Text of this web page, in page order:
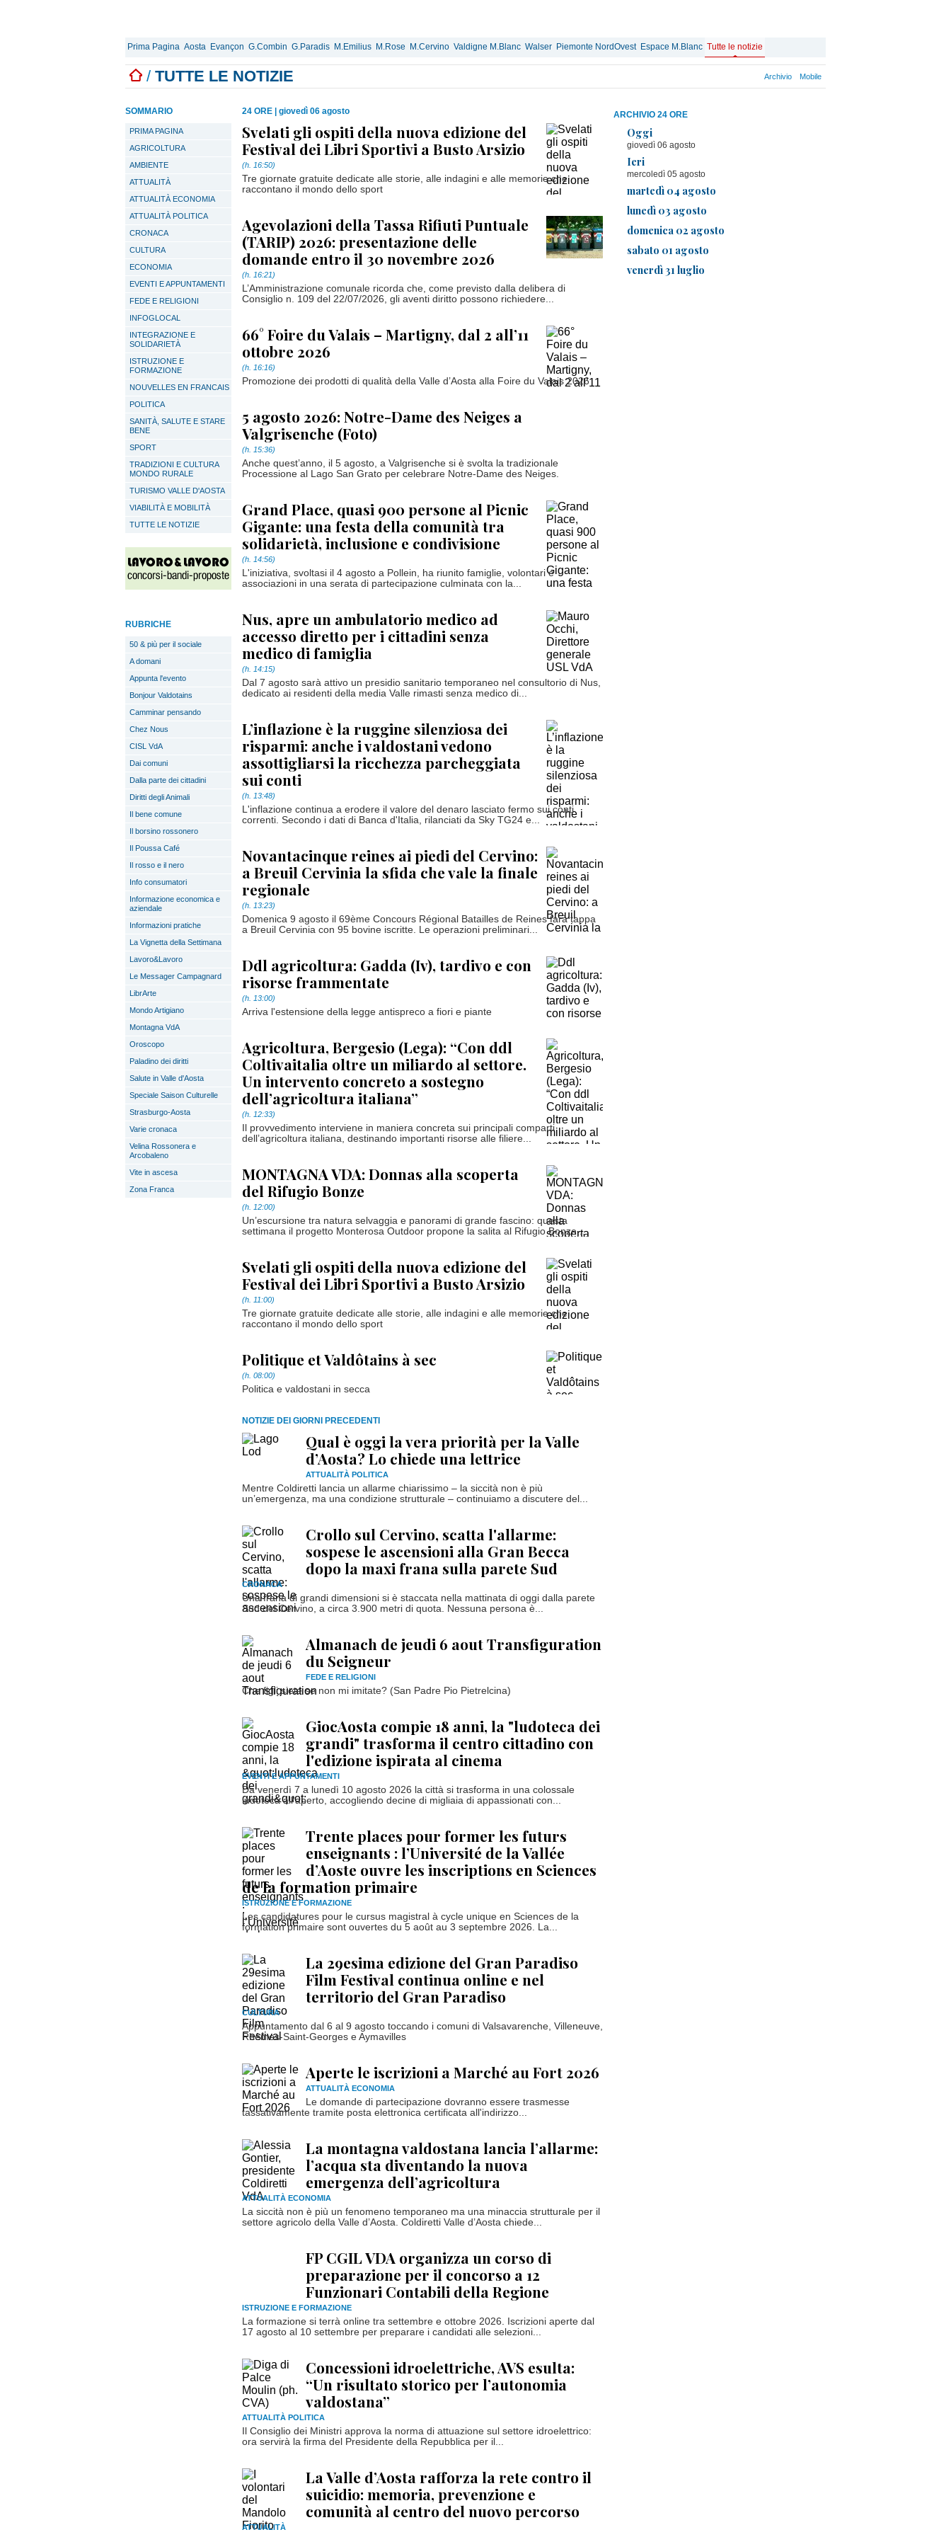
Prima Pagina Aosta Evançon G.Combin G.Paradis M.Emilius M.Rose M.Cervino Valdigne M.Blanc Walser Piemonte NordOvest Espace M.Blanc Tutte le notizie
/ TUTTE LE NOTIZIE Archivio Mobile
ARCHIVIO 24 ORE
Oggi
giovedì 06 agosto
Ieri
mercoledì 05 agosto
martedì 04 agosto
lunedì 03 agosto
domenica 02 agosto
sabato 01 agosto
venerdì 31 luglio
SOMMARIO
PRIMA PAGINA
AGRICOLTURA
AMBIENTE
ATTUALITÀ
ATTUALITÀ ECONOMIA
ATTUALITÀ POLITICA
CRONACA
CULTURA
ECONOMIA
EVENTI E APPUNTAMENTI
FEDE E RELIGIONI
INFOGLOCAL
INTEGRAZIONE E
SOLIDARIETÀ
ISTRUZIONE E
FORMAZIONE
NOUVELLES EN FRANCAIS
POLITICA
SANITÀ, SALUTE E STARE
BENE
SPORT
TRADIZIONI E CULTURA
MONDO RURALE
TURISMO VALLE D'AOSTA
VIABILITÀ E MOBILITÀ
TUTTE LE NOTIZIE
RUBRICHE
50 & più per il sociale
A domani
Appunta l'evento
Bonjour Valdotains
Camminar pensando
Chez Nous
CISL VdA
Dai comuni
Dalla parte dei cittadini
Diritti degli Animali
Il bene comune
Il borsino rossonero
Il Poussa Café
Il rosso e il nero
Info consumatori
Informazione economica e
aziendale
Informazioni pratiche
La Vignetta della Settimana
Lavoro&Lavoro
Le Messager Campagnard
LibrArte
Mondo Artigiano
Montagna VdA
Oroscopo
Paladino dei diritti
Salute in Valle d'Aosta
Speciale Saison Culturelle
Strasburgo-Aosta
Varie cronaca
Velina Rossonera e
Arcobaleno
Vite in ascesa
Zona Franca
24 ORE giovedì 06 agosto
Svelati gli ospiti della nuova edizione del
Festival dei Libri Sportivi a Busto Arsizio
(h. 16:50)
Tre giornate gratuite dedicate alle storie, alle indagini e alle memorie che
raccontano il mondo dello sport
Agevolazioni della Tassa Rifiuti Puntuale
(TARIP) 2026: presentazione delle
domande entro il 30 novembre 2026
(h. 16:21)
L’Amministrazione comunale ricorda che, come previsto dalla delibera di
Consiglio n. 109 del 22/07/2026, gli aventi diritto possono richiedere...
66° Foire du Valais – Martigny, dal 2 all’11
ottobre 2026
(h. 16:16)
Promozione dei prodotti di qualità della Valle d’Aosta alla Foire du Valais 2026
5 agosto 2026: Notre-Dame des Neiges a
Valgrisenche (Foto)
(h. 15:36)
Anche quest’anno, il 5 agosto, a Valgrisenche si è svolta la tradizionale
Processione al Lago San Grato per celebrare Notre-Dame des Neiges.
Grand Place, quasi 900 persone al Picnic
Gigante: una festa della comunità tra
solidarietà, inclusione e condivisione
(h. 14:56)
L'iniziativa, svoltasi il 4 agosto a Pollein, ha riunito famiglie, volontari e
associazioni in una serata di partecipazione culminata con la...
Nus, apre un ambulatorio medico ad
accesso diretto per i cittadini senza
medico di famiglia
(h. 14:15)
Dal 7 agosto sarà attivo un presidio sanitario temporaneo nel consultorio di Nus,
dedicato ai residenti della media Valle rimasti senza medico di...
L’inflazione è la ruggine silenziosa dei
risparmi: anche i valdostani vedono
assottigliarsi la ricchezza parcheggiata
sui conti
(h. 13:48)
L'inflazione continua a erodere il valore del denaro lasciato fermo sui conti
correnti. Secondo i dati di Banca d'Italia, rilanciati da Sky TG24 e...
Novantacinque reines ai piedi del Cervino:
a Breuil Cervinia la sfida che vale la finale
regionale
(h. 13:23)
Domenica 9 agosto il 69ème Concours Régional Batailles de Reines farà tappa
a Breuil Cervinia con 95 bovine iscritte. Le operazioni preliminari...
Ddl agricoltura: Gadda (Iv), tardivo e con
risorse frammentate
(h. 13:00)
Arriva l'estensione della legge antispreco a fiori e piante
Agricoltura, Bergesio (Lega): “Con ddl
Coltivaitalia oltre un miliardo al settore.
Un intervento concreto a sostegno
dell’agricoltura italiana”
(h. 12:33)
Il provvedimento interviene in maniera concreta sui principali comparti
dell’agricoltura italiana, destinando importanti risorse alle filiere...
MONTAGNA VDA: Donnas alla scoperta
del Rifugio Bonze
(h. 12:00)
Un’escursione tra natura selvaggia e panorami di grande fascino: questa
settimana il progetto Monterosa Outdoor propone la salita al Rifugio Bonze,...
Svelati gli ospiti della nuova edizione del
Festival dei Libri Sportivi a Busto Arsizio
(h. 11:00)
Tre giornate gratuite dedicate alle storie, alle indagini e alle memorie che
raccontano il mondo dello sport
Politique et Valdôtains à sec
(h. 08:00)
Politica e valdostani in secca
NOTIZIE DEI GIORNI PRECEDENTI
Qual è oggi la vera priorità per la Valle
d’Aosta? Lo chiede una lettrice
ATTUALITÀ POLITICA
Mentre Coldiretti lancia un allarme chiarissimo – la siccità non è più
un’emergenza, ma una condizione strutturale – continuiamo a discutere del...
Crollo sul Cervino, scatta l'allarme:
sospese le ascensioni alla Gran Becca
dopo la maxi frana sulla parete Sud
CRONACA
Una frana di grandi dimensioni si è staccata nella mattinata di oggi dalla parete
Sud del Cervino, a circa 3.900 metri di quota. Nessuna persona è...
Almanach de jeudi 6 aout Transfiguration
du Seigneur
FEDE E RELIGIONI
Che figli siete se non mi imitate? (San Padre Pio Pietrelcina)
GiocAosta compie 18 anni, la "ludoteca dei
grandi" trasforma il centro cittadino con
l'edizione ispirata al cinema
EVENTI E APPUNTAMENTI
Da venerdì 7 a lunedì 10 agosto 2026 la città si trasforma in una colossale
ludoteca all'aperto, accogliendo decine di migliaia di appassionati con...
Trente places pour former les futurs
enseignants : l’Université de la Vallée
d’Aoste ouvre les inscriptions en Sciences
de la formation primaire
ISTRUZIONE E FORMAZIONE
Les candidatures pour le cursus magistral à cycle unique en Sciences de la
formation primaire sont ouvertes du 5 août au 3 septembre 2026. La...
La 29esima edizione del Gran Paradiso
Film Festival continua online e nel
territorio del Gran Paradiso
CULTURA
Appuntamento dal 6 al 9 agosto toccando i comuni di Valsavarenche, Villeneuve,
Rhêmes-Saint-Georges e Aymavilles
Aperte le iscrizioni a Marché au Fort 2026
ATTUALITÀ ECONOMIA
Le domande di partecipazione dovranno essere trasmesse
tassativamente tramite posta elettronica certificata all'indirizzo...
La montagna valdostana lancia l’allarme:
l’acqua sta diventando la nuova
emergenza dell’agricoltura
ATTUALITÀ ECONOMIA
La siccità non è più un fenomeno temporaneo ma una minaccia strutturale per il
settore agricolo della Valle d’Aosta. Coldiretti Valle d’Aosta chiede...
FP CGIL VDA organizza un corso di
preparazione per il concorso a 12
Funzionari Contabili della Regione
ISTRUZIONE E FORMAZIONE
La formazione si terrà online tra settembre e ottobre 2026. Iscrizioni aperte dal
17 agosto al 10 settembre per preparare i candidati alle selezioni...
Concessioni idroelettriche, AVS esulta:
“Un risultato storico per l’autonomia
valdostana”
ATTUALITÀ POLITICA
Il Consiglio dei Ministri approva la norma di attuazione sul settore idroelettrico:
ora servirà la firma del Presidente della Repubblica per il...
La Valle d’Aosta rafforza la rete contro il
suicidio: memoria, prevenzione e
comunità al centro del nuovo percorso
ATTUALITÀ